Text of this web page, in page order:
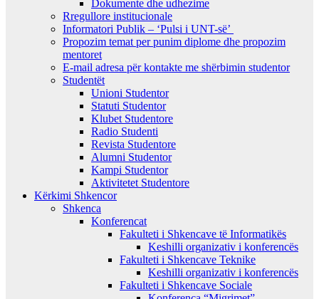
Dokumente dhe udhezime
Rregullore institucionale
Informatori Publik – ‘Pulsi i UNT-së’
Propozim temat per punim diplome dhe propozim
mentoret
E-mail adresa për kontakte me shërbimin studentor
Studentët
Unioni Studentor
Statuti Studentor
Klubet Studentore
Radio Studenti
Revista Studentore
Alumni Studentor
Kampi Studentor
Aktivitetet Studentore
Kërkimi Shkencor
Shkenca
Konferencat
Fakulteti i Shkencave të Informatikës
Keshilli organizativ i konferencës
Fakulteti i Shkencave Teknike
Keshilli organizativ i konferencës
Fakulteti i Shkencave Sociale